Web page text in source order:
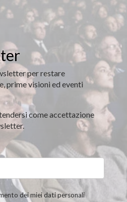
per restare
prime visioni ed eventi
come accettazione
dei miei dati personali